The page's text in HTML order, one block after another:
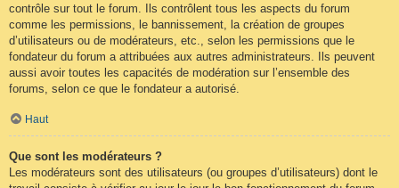
contrôle sur tout le forum. Ils contrôlent tous les aspects du forum
comme les permissions, le bannissement, la création de groupes
d’utilisateurs ou de modérateurs, etc., selon les permissions que le
fondateur du forum a attribuées aux autres administrateurs. Ils peuvent
aussi avoir toutes les capacités de modération sur l’ensemble des
forums, selon ce que le fondateur a autorisé.
Haut
Que sont les modérateurs ?
Les modérateurs sont des utilisateurs (ou groupes d’utilisateurs) dont le